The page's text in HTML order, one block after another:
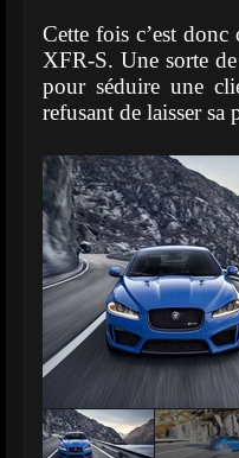
Cette fois c’est
XFR-S. Une sorte
pour séduire une
refusant de laisser sa